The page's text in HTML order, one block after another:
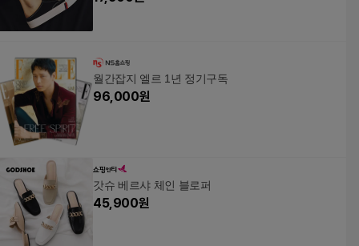
월간잡지 엘르 1년 정기구독
96,000원
갓슈 베르샤 체인 블로퍼
45,900원